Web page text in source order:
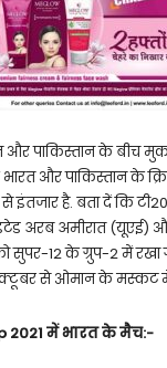
और पाकिस्तान के बीच
भारत और पाकिस्तान के
इंतजार है. बता दें कि
अरब अमीरात (यूएई)
सुपर-12 के ग्रुप-2 में रखा
से ओमान के मस्कट
2021 में भारत के मैच:-